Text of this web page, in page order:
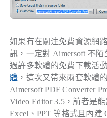
如果有在關注免費資源網
訊，一定對 Aimersoft 不陌
過許多軟體的免費下載活
體 ，這次又帶來兩套軟體
Aimersoft PDF Converter
Video Editor 3.5，前者是能
Excel、PPT 等格式且內建